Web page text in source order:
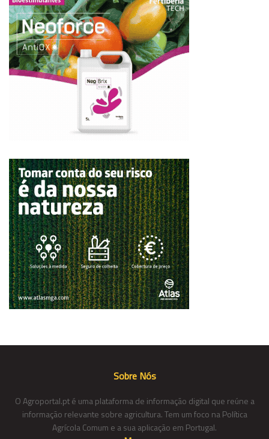
Sobre Nós
O Agroportal.pt é uma plataforma de informação digital que reúne a
informação relevante sobre agricultura. Tem um foco na Política
Agrícola Comum e a sua aplicação em Portugal.